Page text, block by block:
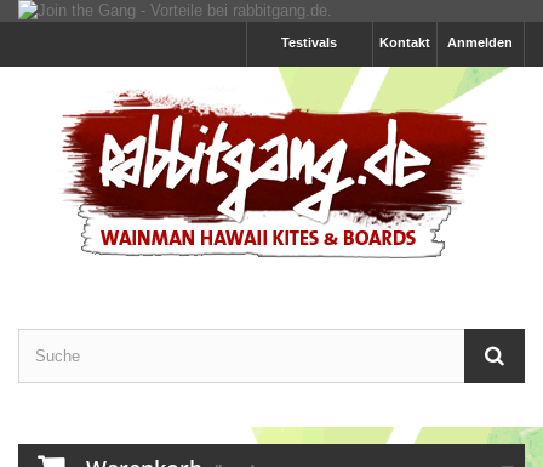
Anmelden
Kontakt
Testivals